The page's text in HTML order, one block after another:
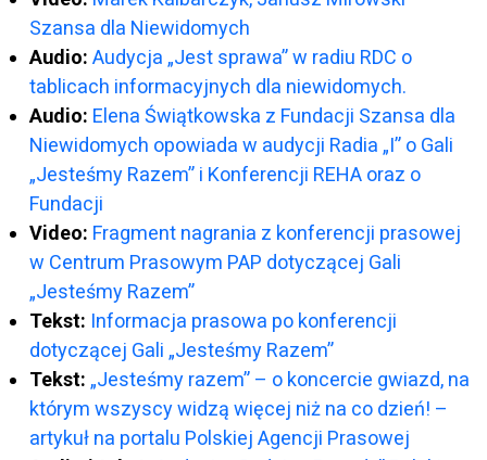
Szansa dla Niewidomych
Audio: Audycja „Jest sprawa” w radiu RDC o
tablicach informacyjnych dla niewidomych.
Audio: Elena Świątkowska z Fundacji Szansa dla
Niewidomych opowiada w audycji Radia „I” o Gali
„Jesteśmy Razem” i Konferencji REHA oraz o
Fundacji
Video: Fragment nagrania z konferencji prasowej
w Centrum Prasowym PAP dotyczącej Gali
„Jesteśmy Razem”
Tekst: Informacja prasowa po konferencji
dotyczącej Gali „Jesteśmy Razem”
Tekst: „Jesteśmy razem” – o koncercie gwiazd, na
którym wszyscy widzą więcej niż na co dzień! –
artykuł na portalu Polskiej Agencji Prasowej